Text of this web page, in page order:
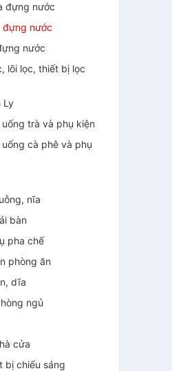
đựng nước
đựng nước
nước
lõi lọc, thiết bị lọc
Ly
uống trà và phụ kiện
uống cà phê và phụ
nĩa
bàn
pha chế
phòng ăn
dĩa
ngủ
cửa
bị chiếu sáng